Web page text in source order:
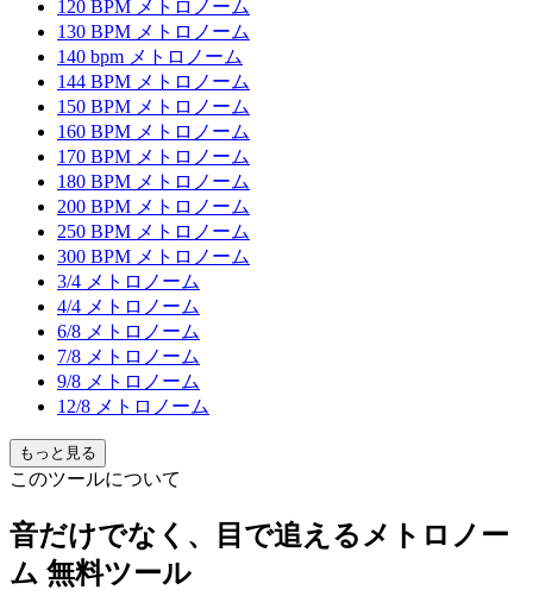
120 BPM メトロノーム
130 BPM メトロノーム
140 bpm メトロノーム
144 BPM メトロノーム
150 BPM メトロノーム
160 BPM メトロノーム
170 BPM メトロノーム
180 BPM メトロノーム
200 BPM メトロノーム
250 BPM メトロノーム
300 BPM メトロノーム
3/4 メトロノーム
4/4 メトロノーム
6/8 メトロノーム
7/8 メトロノーム
9/8 メトロノーム
12/8 メトロノーム
もっと見る
このツールについて
音だけでなく、目で追えるメトロノー
ム 無料ツール